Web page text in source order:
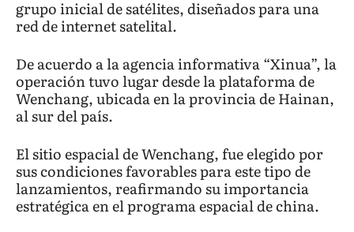
grupo inicial de satélites, diseñados para una
red de internet satelital.
De acuerdo a la agencia informativa “Xinua”, la
operación tuvo lugar desde la plataforma de
Wenchang, ubicada en la provincia de Hainan,
al sur del país.
El sitio espacial de Wenchang, fue elegido por
sus condiciones favorables para este tipo de
lanzamientos, reafirmando su importancia
estratégica en el programa espacial de china.